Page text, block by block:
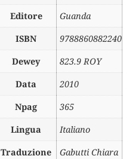
Editore
Guanda
ISBN
9788860882240
Dewey
823.9 ROY
Data
2010
Npag
365
Lingua
Italiano
Traduzione
Gabutti Chiara